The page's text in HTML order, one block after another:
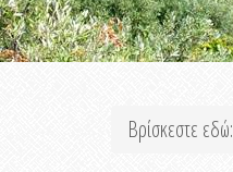
Βρίσκεστε εδώ: